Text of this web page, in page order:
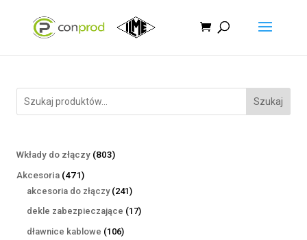
Szukaj
Wkłady do złączy 803803
Akcesoria 471471
produktów
akcesoria do złączy 241241
produktów
dekle zabezpieczające 1717
dławnice kablowe 106106